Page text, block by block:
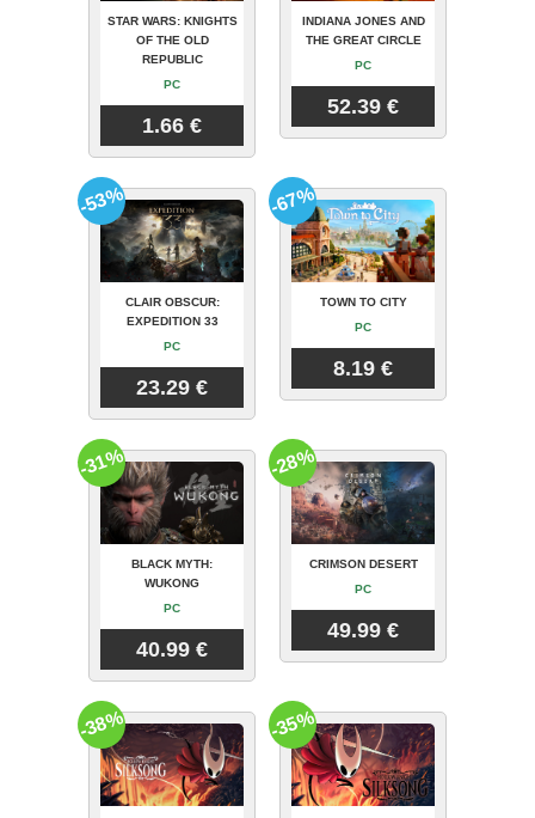
STAR WARS: KNIGHTS
OF THE OLD
REPUBLIC
PC
1.66 €
INDIANA JONES AND
THE GREAT CIRCLE
PC
52.39 €
CLAIR OBSCUR:
EXPEDITION 33
PC
23.29 €
-53%
TOWN TO CITY
PC
8.19 €
-67%
BLACK MYTH:
WUKONG
PC
40.99 €
-31%
CRIMSON DESERT
PC
49.99 €
-28%
-38% -35%